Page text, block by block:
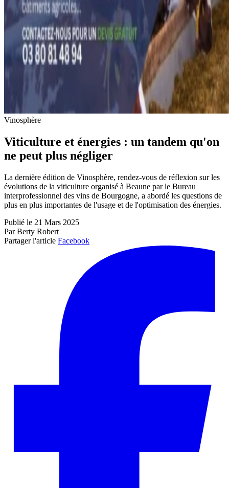
Vinosphère
Viticulture et énergies : un tandem qu'on
ne peut plus négliger
La dernière édition de Vinosphère, rendez-vous de réflexion sur les
évolutions de la viticulture organisé à Beaune par le Bureau
interprofessionnel des vins de Bourgogne, a abordé les questions de
plus en plus importantes de l'usage et de l'optimisation des énergies.
Publié le 21 Mars 2025
Par Berty Robert
Partager l'article Facebook